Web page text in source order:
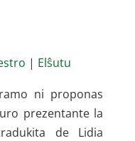
| Elŝutu
ni proponas
prezentante la
de Lidia